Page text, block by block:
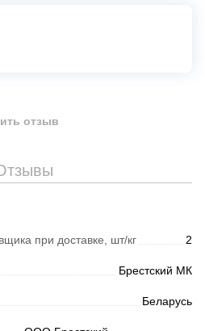
при доставке, шт/кг 2
Брестский МК
Беларусь
отзыв